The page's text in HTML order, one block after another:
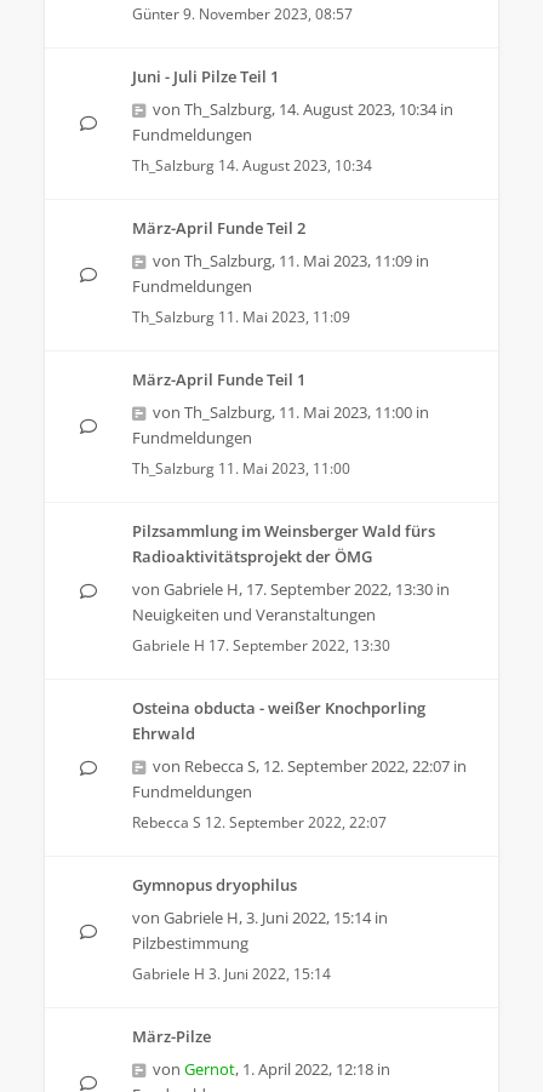
Günter9. November 2023, 08:57
Juni - Juli Pilze Teil 1
von Th_Salzburg, 14. August 2023, 10:34in
Fundmeldungen
Th_Salzburg 14. August 2023, 10:34
März-April Funde Teil 2
von Th_Salzburg, 11. Mai 2023, 11:09 in
Fundmeldungen
Th_Salzburg 11. Mai 2023, 11:09
März-April Funde Teil 1
von Th_Salzburg, 11. Mai 2023, 11:00 in
Fundmeldungen
Th_Salzburg 11. Mai 2023, 11:00
Pilzsammlung im Weinsberger Wald fürs
Radioaktivitätsprojekt der ÖMG
von Gabriele H, 17. September 2022, 13:30 in
Neuigkeiten und Veranstaltungen
Gabriele H 17. September 2022, 13:30
Osteina obducta - weißer Knochporling
Ehrwald
von Rebecca S, 12. September 2022, 22:07 in
Fundmeldungen
Rebecca S 12. September 2022, 22:07
Gymnopus dryophilus
von Gabriele H,3. Juni 2022, 15:14in
Pilzbestimmung
Gabriele H 3. Juni 2022, 15:14
März-Pilze
von Gernot, 1. April 2022, 12:18 in